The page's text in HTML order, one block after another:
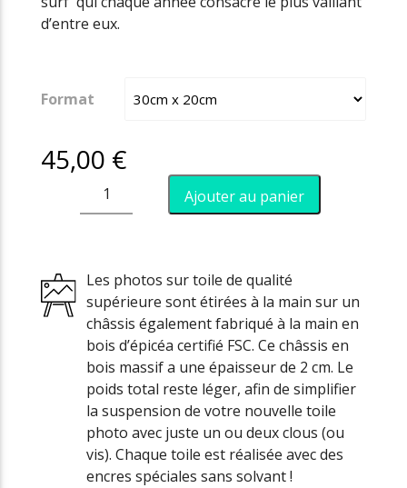
d’entre eux.
Format
45,00 €
quantité
Ajouter au panier
Les photos sur toile de qualité
supérieure sont étirées à la main sur un
châssis également fabriqué à la main en
bois d’épicéa certifié FSC. Ce châssis en
bois massif a une épaisseur de 2 cm. Le
poids total reste léger, afin de simplifier
la suspension de votre nouvelle toile
photo avec juste un ou deux clous (ou
vis). Chaque toile est réalisée avec des
encres spéciales sans solvant !